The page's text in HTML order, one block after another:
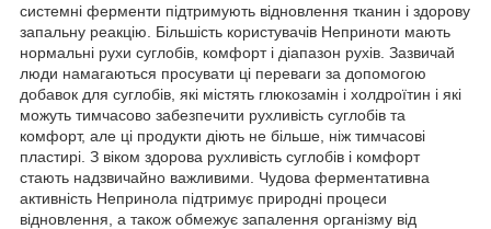
системні ферменти підтримують відновлення тканин і здорову
запальну реакцію. Більшість користувачів Неприноти мають
нормальні рухи суглобів, комфорт і діапазон рухів. Зазвичай
люди намагаються просувати ці переваги за допомогою
добавок для суглобів, які містять глюкозамін і холдроїтин і які
можуть тимчасово забезпечити рухливість суглобів та
комфорт, але ці продукти діють не більше, ніж тимчасові
пластирі. З віком здорова рухливість суглобів і комфорт
стають надзвичайно важливими. Чудова ферментативна
активність Непринола підтримує природні процеси
відновлення, а також обмежує запалення організму від